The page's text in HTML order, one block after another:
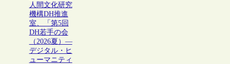
人間文化研究
機構DH推進
室、「第5回
DH若手の会
（2026夏）―
デジタル・ヒ
ューマニティ